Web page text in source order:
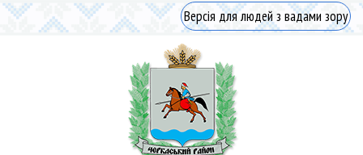
Версія для людей з вадами зору